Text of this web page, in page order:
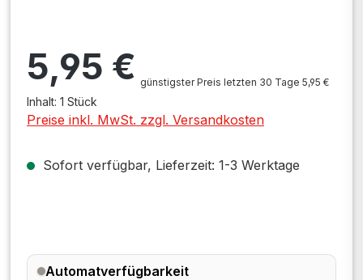
5,95 € günstigster Preis letzten 30 Tage 5,95 €
Inhalt: 1 Stück
Preise inkl. MwSt. zzgl. Versandkosten
Sofort verfügbar, Lieferzeit: 1-3 Werktage
Automatverfügbarkeit